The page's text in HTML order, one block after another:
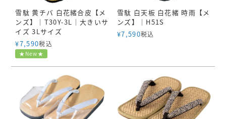
雪駄 黄チバ 白花緒合皮【メ
ンズ】｜T30Y-3L｜大きいサ
イズ 3Lサイズ
¥7,590税込
★New★
雪駄 白天板 白花緒 時雨【メ
ンズ】｜H51S
¥7,590税込